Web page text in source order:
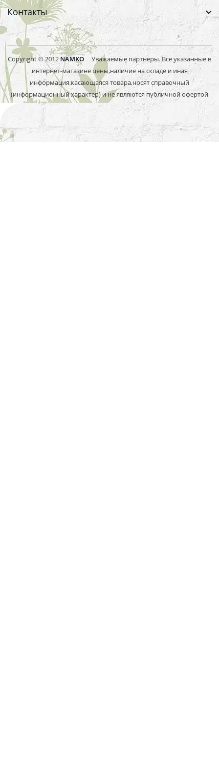
Контакты
Copyright © 2012 NAMKO Уважаемые партнеры. Все указанные в
интернет-магазине цены,наличие на складе и иная
информация,касающаяся товара,носят справочный
(информационный характер) и не являются публичной офертой